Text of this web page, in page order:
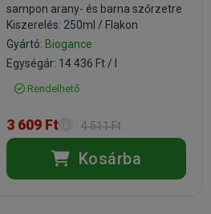
sampon arany- és barna szőrzetre
Kiszerelés: 250ml / Flakon
Gyártó: Biogance
Egységár: 14 436 Ft / l
Rendelhető
3 609 Ft 4 511 Ft
Kosárba